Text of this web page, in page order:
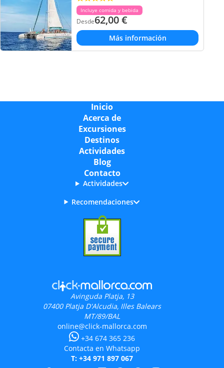
Incluye comida y bebida
Desde62,00€
Más información
Inicio
Acerca de
Excursiones
Destinos
Actividades
Blog
Contacto
Actividades
Recomendaciones
Avinguda Platja, 13
07400 Platja D'Alcudia, Illes Balears
MT/89/BAL
online@click-mallorca.com
+34 674 365 236
Contacta en Whatsapp
T: +34 971 897 067